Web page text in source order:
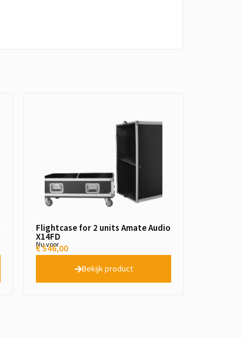
Flightcase for 2 units Amate Audio
X14FD
Nu voor
€546,00
Bekijk product